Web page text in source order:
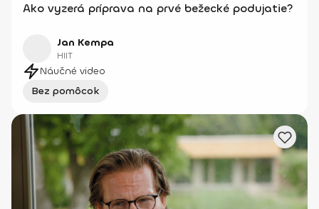
Ako vyzerá príprava na prvé bežecké podujatie?
Jan Kempa
HIIT
Náučné video
Bez pomôcok